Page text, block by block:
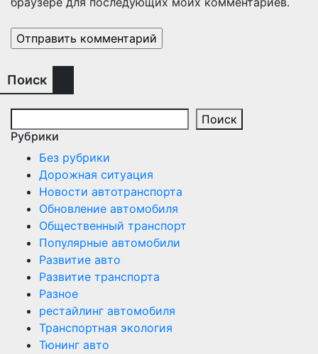
Поиск
Поиск
Рубрики
Без рубрики
Дорожная ситуация
Новости автотранспорта
Обновление автомобиля
Общественный транспорт
Популярные автомобили
Развитие авто
Развитие транспорта
Разное
рестайлинг автомобиля
Транспортная экология
Тюнинг авто